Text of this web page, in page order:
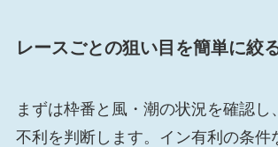
レースごとの狙い目を簡単に絞
まずは枠番と風・潮の状況を確認し
不利を判断します。イン有利の条件